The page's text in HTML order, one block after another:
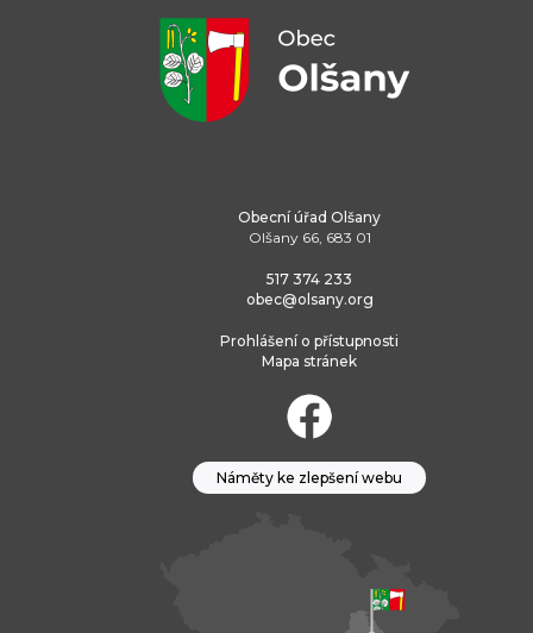
Obecní úřad Olšany
Olšany 66, 683 01
517 374 233
obec@olsany.org
Prohlášení o přístupnosti
Mapa stránek
Náměty ke zlepšení webu